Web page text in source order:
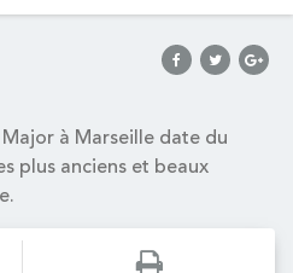
à Marseille date du
plus anciens et beaux